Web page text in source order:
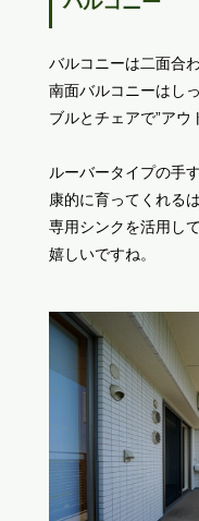
バルコニーは二面合
南面バルコニーはし
ブルとチェアで”アウ
ルーバータイプの手
康的に育ってくれるは
専用シンクを活用し
嬉しいですね。